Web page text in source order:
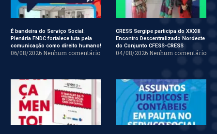
É bandeira do Serviço Social:
Plenária FNDC fortalece luta pela
comunicação como direito humano!
06/08/2026 Nenhum comentário
CRESS Sergipe participa do XXXIII
Encontro Descentralizado Nordeste
do Conjunto CFESS-CRESS
04/08/2026 Nenhum comentário